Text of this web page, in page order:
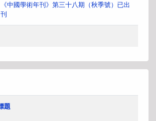
《中國學術年刊》第三十八期（秋季號）已出
刊
題